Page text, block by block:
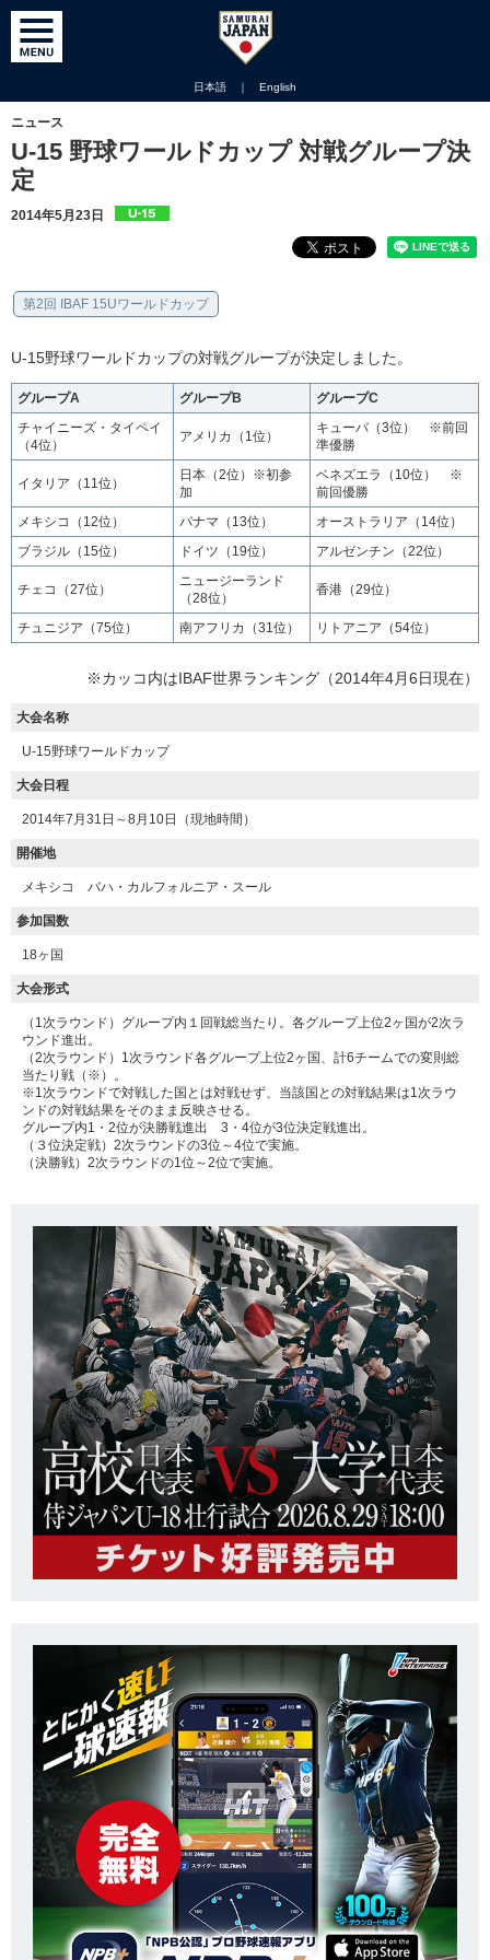
日本語 ｜ English
ニュース
U-15 野球ワールドカップ 対戦グループ決
定
2014年5月23日
第2回 IBAF 15Uワールドカップ
U‐15野球ワールドカップの対戦グループが決定しました。
グループA グループB
グループC
チャイニーズ・タイペイ
（4位）
アメリカ（1位）
キューバ（3位） ※前回
準優勝
イタリア（11位）
日本（2位）※初参
加
ベネズエラ（10位） ※
前回優勝
メキシコ（12位）
パナマ（13位）
オーストラリア（14位）
ブラジル（15位）
ドイツ（19位） アルゼンチン（22位）
チェコ（27位）
ニュージーランド
（28位）
香港（29位）
チュニジア（75位） 南アフリカ（31位） リトアニア（54位）
※カッコ内はIBAF世界ランキング（2014年4月6日現在）
大会名称
U‐15野球ワールドカップ
大会日程
2014年7月31日～8月10日（現地時間）
開催地
メキシコ バハ・カルフォルニア・スール
参加国数
18ヶ国
大会形式
（1次ラウンド）グループ内１回戦総当たり。各グループ上位2ヶ国が2次ラ
ウンド進出。
（2次ラウンド）1次ラウンド各グループ上位2ヶ国、計6チームでの変則総
当たり戦（※）。
※1次ラウンドで対戦した国とは対戦せず、当該国との対戦結果は1次ラウ
ンドの対戦結果をそのまま反映させる。
グループ内1・2位が決勝戦進出 3・4位が3位決定戦進出。
（３位決定戦）2次ラウンドの3位～4位で実施。
（決勝戦）2次ラウンドの1位～2位で実施。